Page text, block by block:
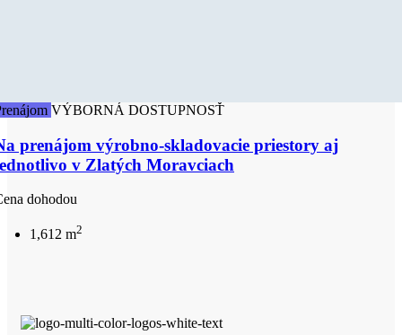
VÝBORNÁ DOSTUPNOSŤ
prenájom výrobno-skladovacie priestory aj
v Zlatých Moravciach
dohodou
1,612 m2